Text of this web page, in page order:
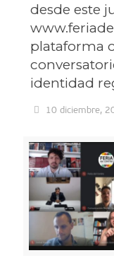
desde este
plataforma
identidad
10 diciembre,